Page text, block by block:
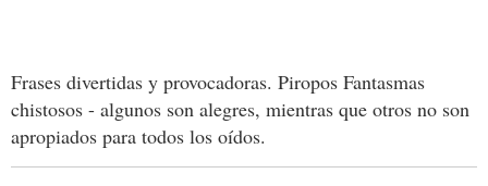
Frases divertidas y provocadoras. Piropos Fantasmas
chistosos - algunos son alegres, mientras que otros no son
apropiados para todos los oídos.